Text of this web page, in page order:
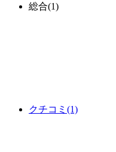
総合(1)
クチコミ (1)